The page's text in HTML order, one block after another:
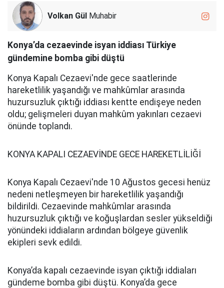
Volkan Gül Muhabir
Konya’da cezaevinde isyan iddiası Türkiye
gündemine bomba gibi düştü
Konya Kapalı Cezaevi'nde gece saatlerinde
hareketlilik yaşandığı ve mahkûmlar arasında
huzursuzluk çıktığı iddiası kentte endişeye neden
oldu; gelişmeleri duyan mahkûm yakınları cezaevi
önünde toplandı.
KONYA KAPALI CEZAEVİNDE GECE HAREKETLİLİĞİ
Konya Kapalı Cezaevi'nde 10 Ağustos gecesi henüz
nedeni netleşmeyen bir hareketlilik yaşandığı
bildirildi. Cezaevinde mahkûmlar arasında
huzursuzluk çıktığı ve koğuşlardan sesler yükseldiği
yönündeki iddiaların ardından bölgeye güvenlik
ekipleri sevk edildi.
Konya’da kapalı cezaevinde isyan çıktığı iddiaları
gündeme bomba gibi düştü. Konya’da gece